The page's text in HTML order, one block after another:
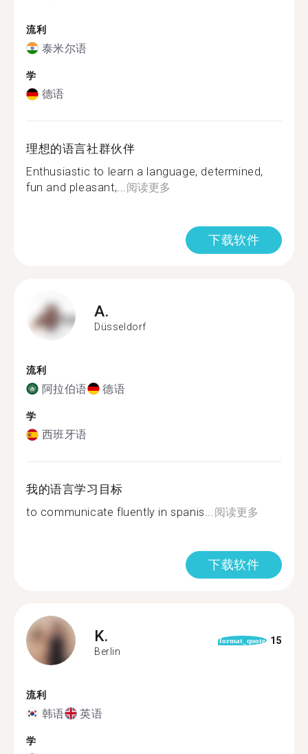
流利
泰米尔语
学
德语
理想的语言社群伙伴
Enthusiastic to learn a language, determined,
fun and pleasant,...阅读更多
下载软件
A.
Düsseldorf
流利
阿拉伯语 德语
学
西班牙语
我的语言学习目标
to communicate fluently in spanis...阅读更多
下载软件
K.
Berlin
format_quote 15
流利
韩语 英语
学